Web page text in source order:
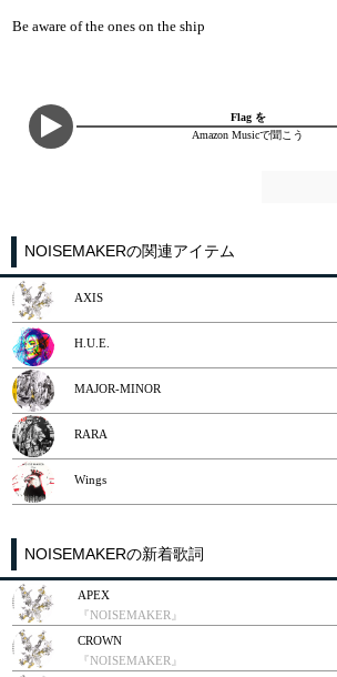
Be aware of the ones on the ship
Flag を
Amazon Musicで聞こう
NOISEMAKERの関連アイテム
AXIS
H.U.E.
MAJOR-MINOR
RARA
Wings
NOISEMAKERの新着歌詞
APEX
『NOISEMAKER』
CROWN
『NOISEMAKER』